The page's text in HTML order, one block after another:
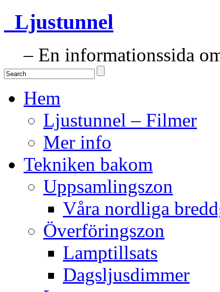
Ljustunnel
– En informationssida
Hem
Ljustunnel – Filmer
Mer info
Tekniken bakom
Uppsamlingszon
Våra nordliga
Överföringszon
Lamptillsats
Dagsljusdimmer